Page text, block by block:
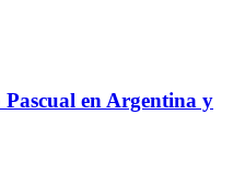
en Argentina y